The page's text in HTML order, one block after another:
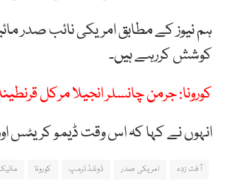
ہم نیوز کے مطابق امریکی نائب صدر
کوشش کررہے ہیں۔
کورونا: جرمن چانسلر انجیلا مرکل
انہوں نے کہا کہ اس وقت ڈیمو کریٹس
آفت زدہ امریکی صدر ڈونلڈ ٹرمپ کورونا